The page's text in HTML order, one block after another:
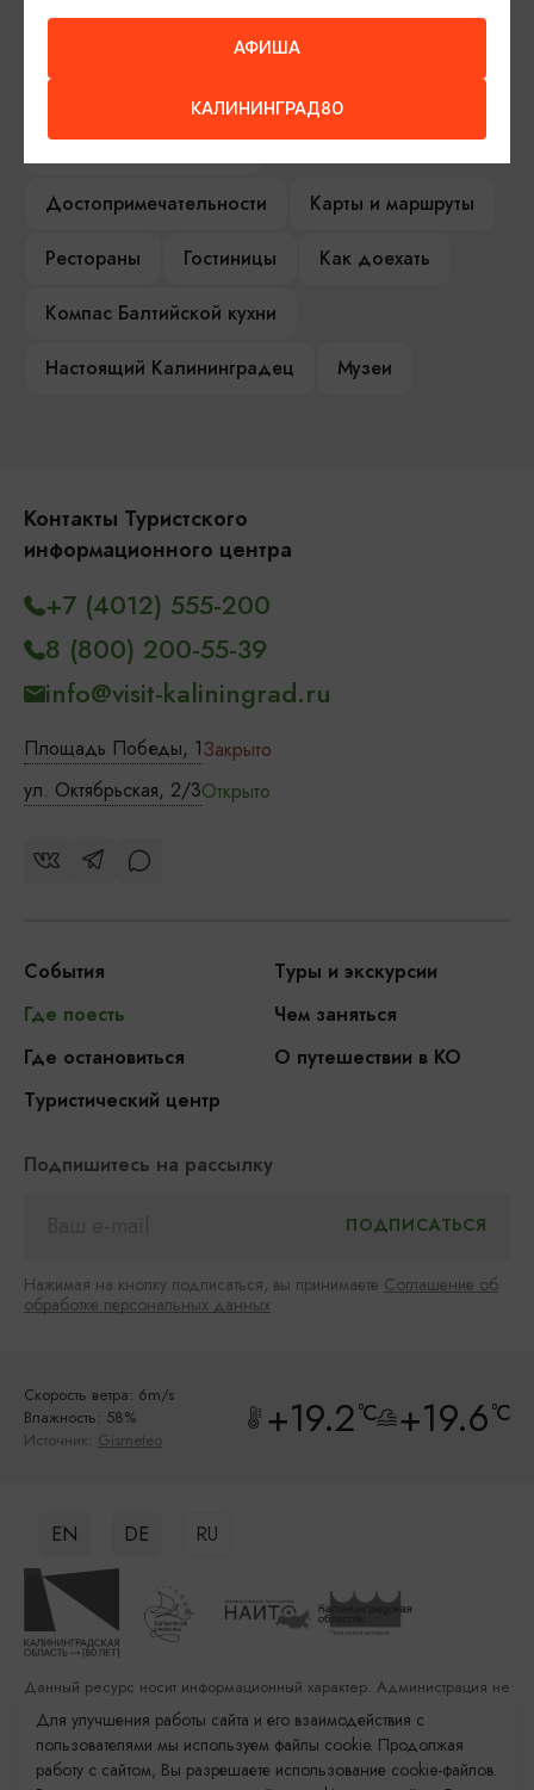
Афиша мероприятий
Гиды и экскурсоводы
Достопримечательности
Карты и маршруты
Рестораны
Гостиницы
Как доехать
Компас Балтийской кухни
Настоящий Калининградец
Музеи
Контакты Туристского
информационного центра
Площадь Победы, 1Закрыто
ул. Октябрьская, 2/3Открыто
+7 (4012) 555-200
8 (800) 200-55-39
info@visit-kaliningrad.ru
События
Туры и экскурсии
Где поесть
Чем заняться
Где остановиться
О путешествии в КО
Туристический центр
Подпишитесь на рассылку
Нажимая на кнопку подписаться, вы принимаете Соглашение об
обработке персональных данных
Скорость ветра: 6m/s
Влажность: 58%
Источник: Gismeteo +19.2°C +19.6°C
EN DE RU
Данный ресурс носит информационный характер. Администрация не
несет ответственности за качество услуг, предоставленных
сторонними организациями
Разработка сайта: «Решение»
Для улучшения работы сайта и его взаимодействия с
пользователями мы используем файлы cookie. Продолжая
работу с сайтом, Вы разрешаете использование cookie-файлов.
АФИША
КАЛИНИНГРАД80